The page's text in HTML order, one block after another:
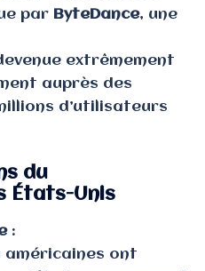
par ByteDance, une
extrêmement
auprès des
d’utilisateurs
du
États-Unis
:
américaines ont